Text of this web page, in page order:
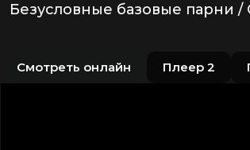
Безусловные базовые парни
Смотреть онлайн Плеер 2